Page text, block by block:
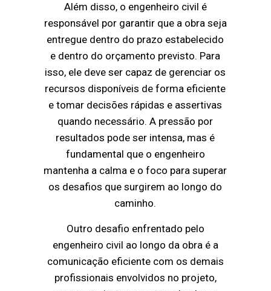
Além disso, o engenheiro civil é
responsável por garantir que a obra seja
entregue dentro do prazo estabelecido
e dentro do orçamento previsto. Para
isso, ele deve ser capaz de gerenciar os
recursos disponíveis de forma eficiente
e tomar decisões rápidas e assertivas
quando necessário. A pressão por
resultados pode ser intensa, mas é
fundamental que o engenheiro
mantenha a calma e o foco para superar
os desafios que surgirem ao longo do
caminho.
Outro desafio enfrentado pelo
engenheiro civil ao longo da obra é a
comunicação eficiente com os demais
profissionais envolvidos no projeto,